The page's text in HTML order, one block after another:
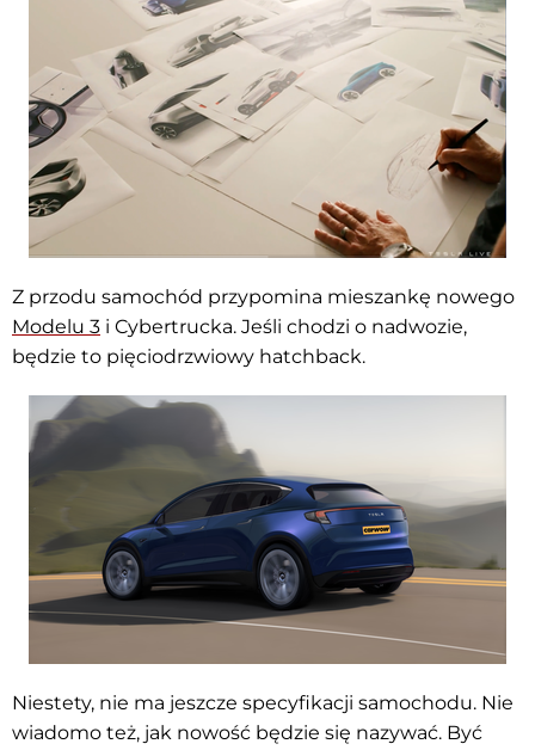
Z przodu samochód przypomina mieszankę nowego
Modelu 3 i Cybertrucka. Jeśli chodzi o nadwozie,
będzie to pięciodrzwiowy hatchback.
Niestety, nie ma jeszcze specyfikacji samochodu. Nie
wiadomo też, jak nowość będzie się nazywać. Być